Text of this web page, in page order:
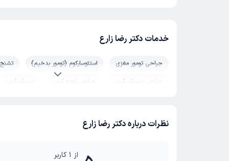
خدمات دکتر رضا زارع
جراحی تومور مغزی استئوسارکوم (تومور بدخیم)
تشنج
جراحی دیسک گردن
جراحی توده گردن
دیسک گردن
نظرات درباره دکتر رضا زارع
از 1کاربر